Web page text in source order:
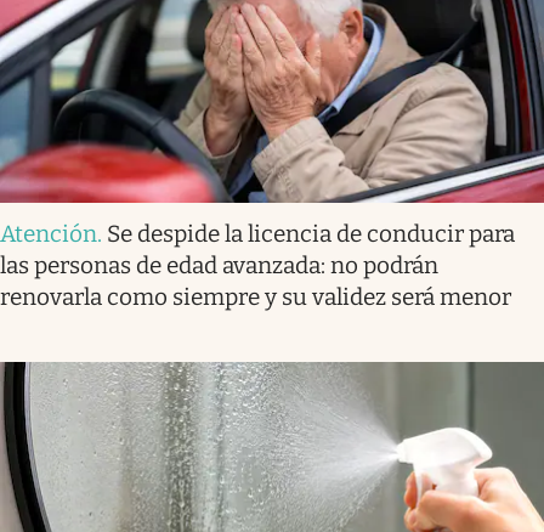
Atención. Se despide la licencia de conducir para
las personas de edad avanzada: no podrán
renovarla como siempre y su validez será menor